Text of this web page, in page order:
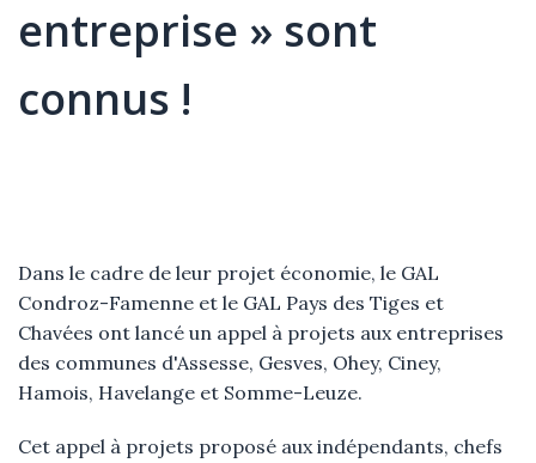
entreprise » sont
connus !
Dans le cadre de leur projet économie, le GAL
Condroz-Famenne et le GAL Pays des Tiges et
Chavées ont lancé un appel à projets aux entreprises
des communes d'Assesse, Gesves, Ohey, Ciney,
Hamois, Havelange et Somme-Leuze.
Cet appel à projets proposé aux indépendants, chefs